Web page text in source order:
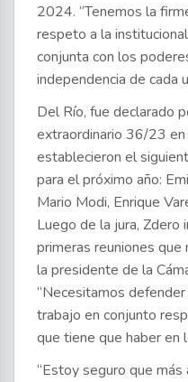
2024. “Tenemos la
respeto a la
conjunta con los
independencia de cada
Del Río, fue declarado
extraordinario 36/23
establecieron el
para el próximo año:
Mario Modi, Enrique
Luego de la jura, Zdero
primeras reuniones que
la presidente de la
“Necesitamos
trabajo en conjunto
que tiene que haber en
“Estoy seguro que